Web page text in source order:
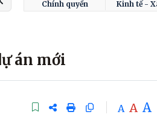
Chính quyền
Kinh tế -
án mới
A A A